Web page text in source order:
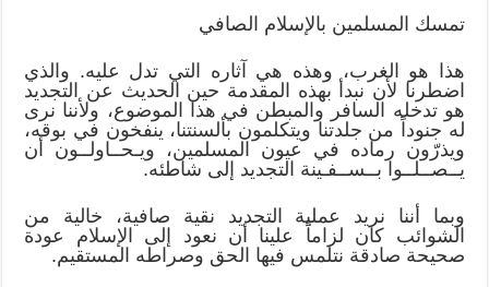
تمسك المسلمين بالإسلام الصافي
هذا هو الغرب، وهذه هي آثاره التي تدل عليه. والذي
اضطرنا لأن نبدأ بهذه المقدمة حين الحديث عن التجديد
هو تدخله السافر والمبطن في هذا الموضوع، ولأننا نرى
له جنوداً من جلدتنا ويتكلمون بألسنتنا، ينفخون في بوقه،
ويذرّون رماده في عيون المسلمين، ويـحــاولــون أن
يــصــلــوا بــســفـينة التجديد إلى شاطئه.
وبما أننا نريد عملية التجديد نقية صافية، خالية من
الشوائب كان لزاماً علينا أن نعود إلى الإسلام عودة
صحيحة صادقة نتلمس فيها الحق وصراطه المستقيم.